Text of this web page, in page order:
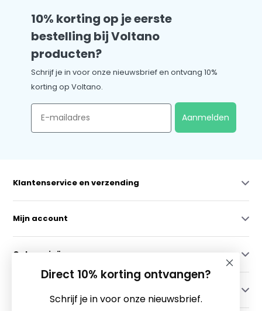
10% korting op je eerste
bestelling bij Voltano
producten?
Schrijf je in voor onze nieuwsbrief en ontvang 10%
korting op Voltano.
Email
Aanmelden
Klantenservice en verzending
Mijn account
Categorieën
Direct 10% korting ontvangen?
Schrijf je in voor onze nieuwsbrief.